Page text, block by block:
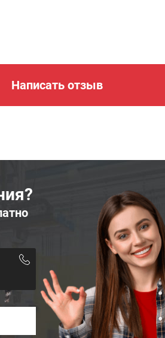
Написать отзыв